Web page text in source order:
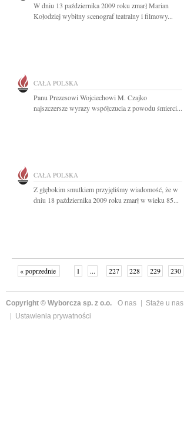
W dniu 13 października 2009 roku zmarł Marian
Kołodziej wybitny scenograf teatralny i filmowy...
CAŁA POLSKA
Panu Prezesowi Wojciechowi M. Czajko
najszczersze wyrazy współczucia z powodu śmierci...
CAŁA POLSKA
Z głębokim smutkiem przyjęliśmy wiadomość, że w
dniu 18 października 2009 roku zmarł w wieku 85...
« poprzednie 1 ... 227 228 229 230
Copyright © Wyborcza sp. z o.o. O nas Staże u nas
Ustawienia prywatności